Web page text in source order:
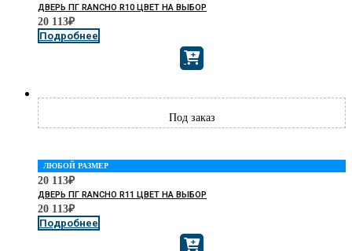
ДВЕРЬ ПГ RANCHO R10 ЦВЕТ НА ВЫБОР
20 113₽
Подробнее
ЛЮБОЙ РАЗМЕР
20 113₽
ДВЕРЬ ПГ RANCHO R11 ЦВЕТ НА ВЫБОР
20 113₽
Подробнее